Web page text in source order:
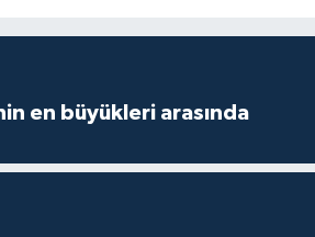
en büyükleri arasında